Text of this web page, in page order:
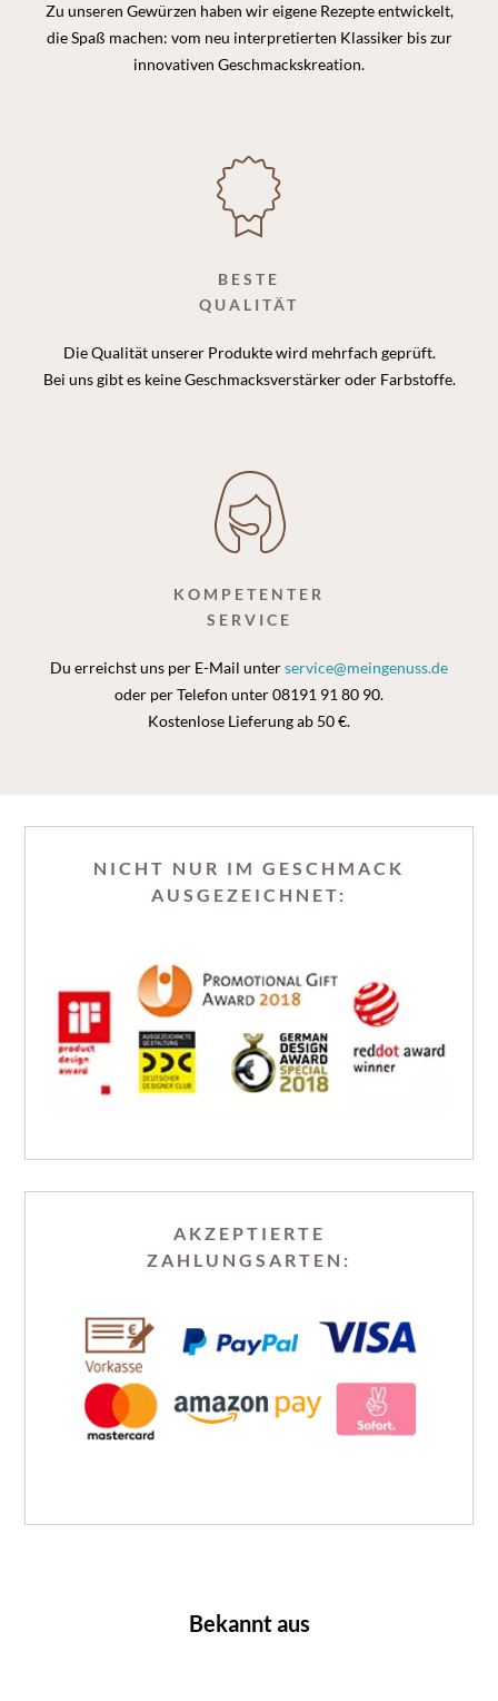
Zu unseren Gewürzen haben wir eigene Rezepte entwickelt,
die Spaß machen: vom neu interpretierten Klassiker bis zur
innovativen Geschmackskreation.
BESTE
QUALITÄT
Die Qualität unserer Produkte wird mehrfach geprüft.
Bei uns gibt es keine Geschmacksverstärker oder Farbstoffe.
KOMPETENTER
SERVICE
Du erreichst uns per E-Mail unterservice@meingenuss.de
oder per Telefon unter 08191 91 80 90.
Kostenlose Lieferung ab 50 €.
NICHT NUR IM GESCHMACK
AUSGEZEICHNET:
AKZEPTIERTE
ZAHLUNGSARTEN:
Bekannt aus